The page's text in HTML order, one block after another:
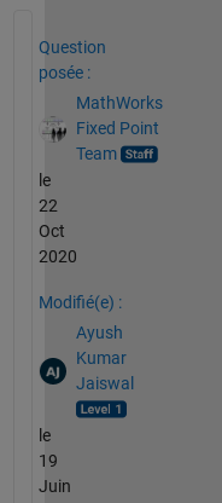
Question
posée :
MathWorks
Fixed Point
Team
le
22
Oct
2020
Modifié(e) :
Ayush
Kumar
Jaiswal
le
19
Juin